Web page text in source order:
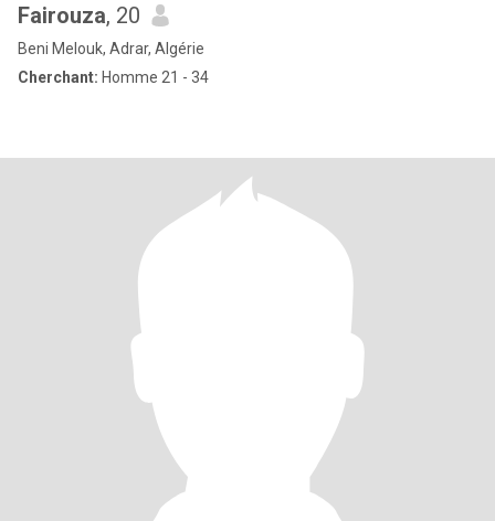
Fairouza, 20
Beni Melouk, Adrar, Algérie
Cherchant: Homme 21 - 34